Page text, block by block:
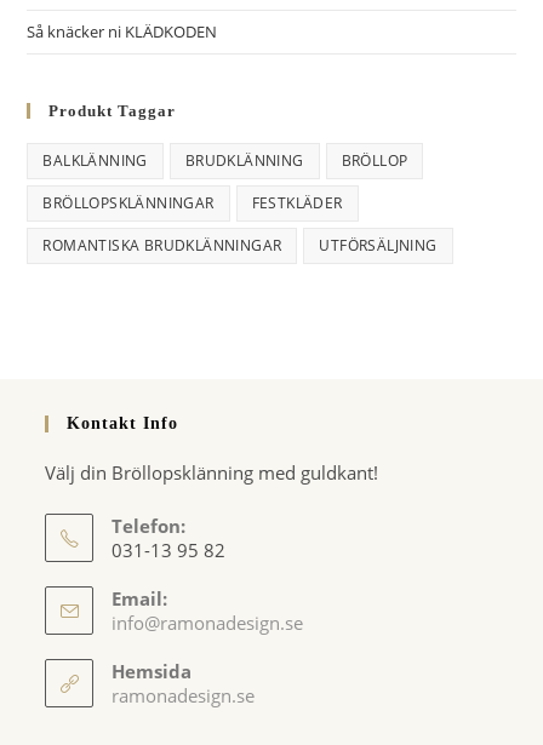
Så knäcker ni KLÄDKODEN
Produkt Taggar
BALKLÄNNING BRUDKLÄNNING BRÖLLOP
BRÖLLOPSKLÄNNINGAR FESTKLÄDER
ROMANTISKA BRUDKLÄNNINGAR UTFÖRSÄLJNING
Kontakt Info
Välj din Bröllopsklänning med guldkant!
Telefon:
031-13 95 82
Email:
info@ramonadesign.seOpens
Hemsida
ramonadesign.se